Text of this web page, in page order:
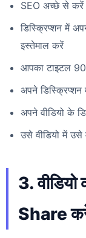
SEO अच्छे से करें
डिस्क्रिप्शन में
इस्तेमाल करें
आपका टाइटल 90
अपने डिस्क्रिप्शन
अपने वीडियो के
उसे वीडियो में
3.
Share